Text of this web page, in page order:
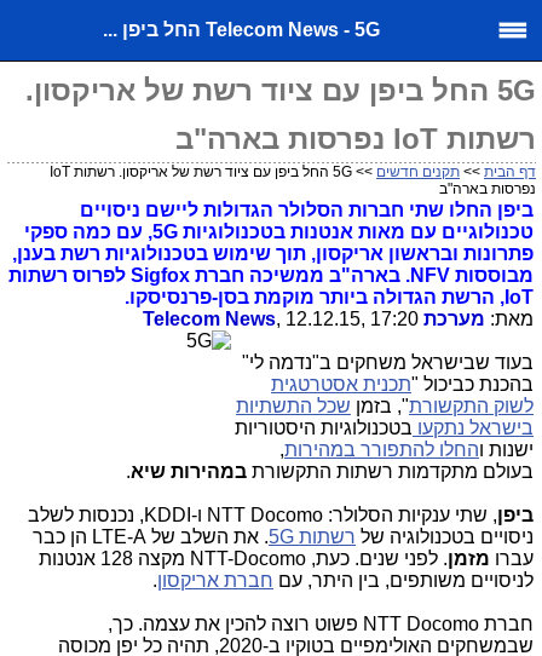
Telecom News - 5G החל ביפן ...
5G החל ביפן עם ציוד רשת של אריקסון.
רשתות IoT נפרסות בארה"ב
דף הבית >> תקנים חדשים
>> 5G החל ביפן עם ציוד רשת של אריקסון. רשתות IoT
נפרסות בארה"ב
ביפן החלו שתי חברות הסלולר הגדולות ליישם ניסויים
טכנולוגיים עם מאות אנטנות בטכנולוגיות 5G, עם כמה ספקי
פתרונות ובראשון אריקסון, תוך שימוש בטכנולוגיות רשת בענן,
מבוססות NFV. בארה"ב ממשיכה חברת Sigfox לפרוס רשתות
IoT, הרשת הגדולה ביותר מוקמת בסן-פרנסיסקו.
מאת: מערכת Telecom News , 12.12.15, 17:20
בעוד שבישראל משחקים ב"נדמה לי"
בהכנת כביכול "תכנית אסטרטגית
לשוק התקשורת", בזמן שכל התשתיות
בישראל נתקעו בטכנולוגיות היסטוריות
ישנות והחלו להתפורר במהירות,
בעולם מתקדמות רשתות התקשורת במהירות שיא.
ביפן
, שתי ענקיות הסלולר: NTT Docomo ו-KDDI, נכנסות לשלב
ניסויים בטכנולוגיה של רשתות 5G
. את השלב של LTE-A הן כבר
עברו מזמן
. לפני שנים. כעת, NTT-Docomo מקצה 128 אנטנות
לניסויים משותפים, בין היתר, עם חברת אריקסון.
חברת NTT Docomo פשוט רוצה להכין את עצמה. כך,
שבמשחקים האולימפיים בטוקיו ב-2020, תהיה כל יפן מכוסה